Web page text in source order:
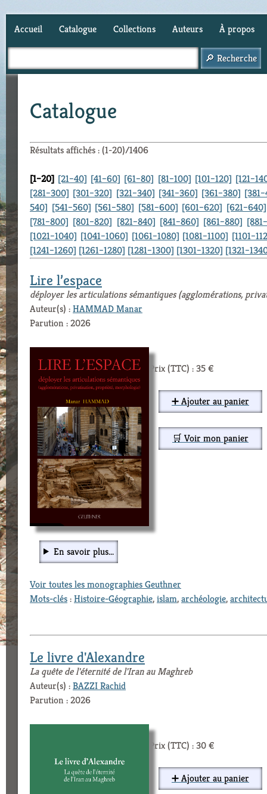
Accueil Catalogue Collections Auteurs À propos
Catalogue
Résultats affichés : (1-20)/1406
[1–20] [21–40] [41–60] [61–80] [81–100] [101–120]
[281–300] [301–320] [321–340] [341–360] [361–380]
540] [541–560] [561–580] [581–600] [601–620] [621–640]
[781–800] [801–820] [821–840] [841–860] [861–880]
[1021–1040] [1041–1060] [1061–1080] [1081–1100]
[1241–1260] [1261–1280] [1281–1300] [1301–1320]
Lire l’espace
déployer les articulations sémantiques (agglomérations,
Auteur(s) :HAMMAD Manar
Parution : 2026
Prix (TTC) : 35 €
➕ Ajouter au panier
🛒 Voir mon panier
En savoir plus...
Voir toutes les monographies Geuthner
Mots-clés:Histoire-Géographie,islam,archéologie,
Le livre d'Alexandre
La quête de l'éternité de l'Iran au Maghreb
Auteur(s) :BAZZI Rachid
Parution : 2026
Prix (TTC) : 30 €
➕ Ajouter au panier